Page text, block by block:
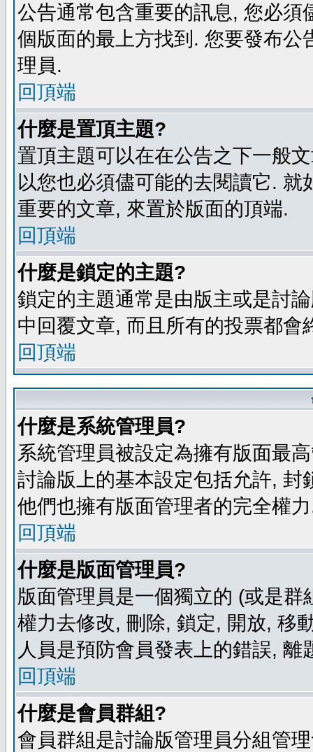
公告通常包含重要的訊息, 您必
個版面的最上方找到. 您要發布
理員.
回頂端
什麼是置頂主題?
置頂主題可以在在公告之下一般
以您也必須儘可能的去閱讀它.
重要的文章, 來置於版面的頂端.
回頂端
什麼是鎖定的主題?
鎖定的主題通常是由版主或是討
中回覆文章, 而且所有的投票都
回頂端
什麼是系統管理員?
系統管理員被設定為擁有版面最
討論版上的基本設定包括允許,
他們也擁有版面管理者的完全權
回頂端
什麼是版面管理員?
版面管理員是一個獨立的 (或是
權力去修改, 刪除, 鎖定, 開放, 移
人員是預防會員發表上的錯誤, 離
回頂端
什麼是會員群組?
會員群組是討論版管理員分組管